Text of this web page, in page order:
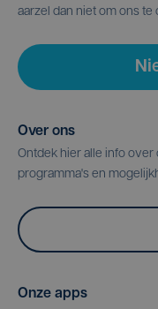
aarzel dan niet om ons te
Over ons
Ontdek hier alle info
programma's en
Onze apps